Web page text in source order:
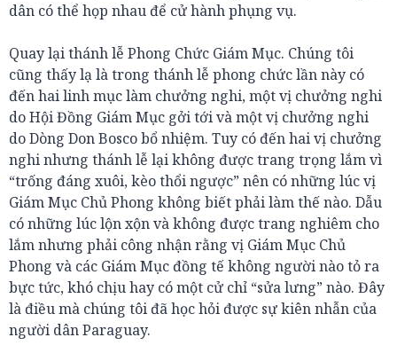
dân có thể họp nhau để cử hành phụng vụ.
Quay lại thánh lễ Phong Chức Giám Mục. Chúng tôi
cũng thấy lạ là trong thánh lễ phong chức lần này có
đến hai linh mục làm chưởng nghi, một vị chưởng nghi
do Hội Đồng Giám Mục gởi tới và một vị chưởng nghi
do Dòng Don Bosco bổ nhiệm. Tuy có đến hai vị chưởng
nghi nhưng thánh lễ lại không được trang trọng lắm vì
“trống đáng xuôi, kèo thổi ngược” nên có những lúc vị
Giám Mục Chủ Phong không biết phải làm thế nào. Dẫu
có những lúc lộn xộn và không được trang nghiêm cho
lắm nhưng phải công nhận rằng vị Giám Mục Chủ
Phong và các Giám Mục đồng tế không người nào tỏ ra
bực tức, khó chịu hay có một cử chỉ “sửa lưng” nào. Đây
là điều mà chúng tôi đã học hỏi được sự kiên nhẫn của
người dân Paraguay.